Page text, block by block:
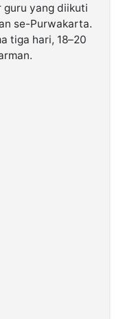
guru yang diikuti
se-Purwakarta.
tiga hari, 18–20